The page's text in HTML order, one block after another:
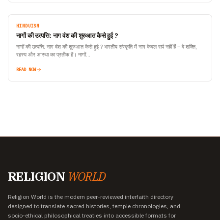
HINDUISM
नागों की उत्पत्ति: नाग वंश की शुरुआत कैसे हुई ?
नागों की उत्पत्ति: नाग वंश की शुरुआत कैसे हुई ? भारतीय संस्कृति में नाग केवल सर्प नहीं हैं – वे शक्ति,
रहस्य और आस्था का प्रतीक हैं। नागों…
READ NOW
RELIGION WORLD
Religion World is the modern peer-reviewed interfaith directory
designed to translate sacred histories, temple chronologies, and
socio-ethical philosophical treaties into accessible formats for